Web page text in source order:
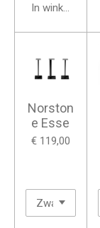
In winkelwagen
Norston
e Esse
€ 119,00